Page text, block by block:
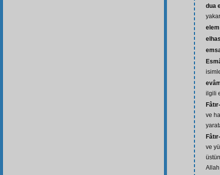
dua
elem
ilgili
ve
ve